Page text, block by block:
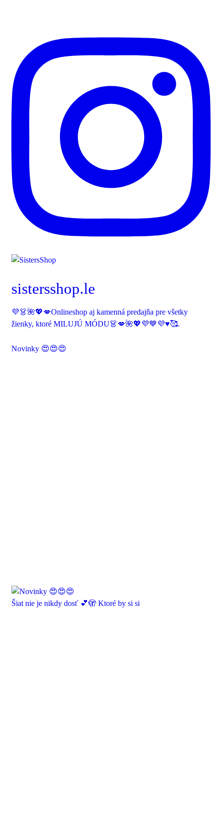
sistersshop.le
💜👗🌺💖💋Onlineshop aj kamenná predajňa pre všetky
žienky, ktoré MILUJÚ MÓDU👗💋🌺💖💜💙💜♥️🥰.
Novinky 😍😍😍
Šiat nie je nikdy dosť 💕🫣 Ktoré by si si